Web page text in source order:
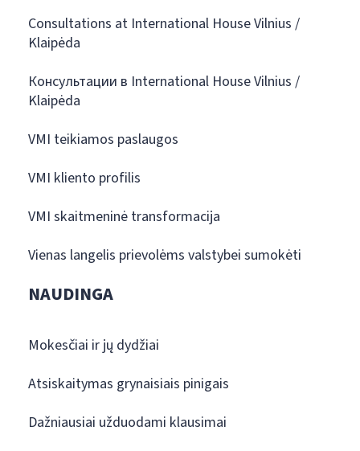
Consultations at International House Vilnius /
Klaipėda
Консультации в International House Vilnius /
Klaipėda
VMI teikiamos paslaugos
VMI kliento profilis
VMI skaitmeninė transformacija
Vienas langelis prievolėms valstybei sumokėti
NAUDINGA
Mokesčiai ir jų dydžiai
Atsiskaitymas grynaisiais pinigais
Dažniausiai užduodami klausimai